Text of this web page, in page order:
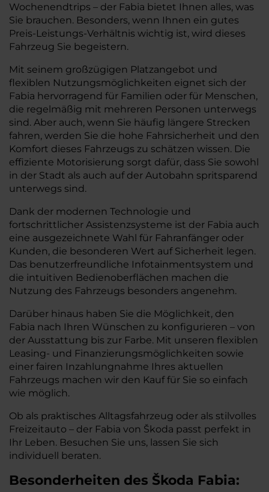
Wochenendtrips – der Fabia bietet Ihnen alles, was
Sie brauchen. Besonders, wenn Ihnen ein gutes
Preis-Leistungs-Verhältnis wichtig ist, wird dieses
Fahrzeug Sie begeistern.
Mit seinem großzügigen Platzangebot und
flexiblen Nutzungsmöglichkeiten eignet sich der
Fabia hervorragend für Familien oder für Menschen,
die regelmäßig mit mehreren Personen unterwegs
sind. Aber auch, wenn Sie häufig längere Strecken
fahren, werden Sie die hohe Fahrsicherheit und den
Komfort dieses Fahrzeugs zu schätzen wissen. Die
effiziente Motorisierung sorgt dafür, dass Sie sowohl
in der Stadt als auch auf der Autobahn spritsparend
unterwegs sind.
Dank der modernen Technologie und
fortschrittlicher Assistenzsysteme ist der Fabia auch
eine ausgezeichnete Wahl für Fahranfänger oder
Kunden, die besonderen Wert auf Sicherheit legen.
Das benutzerfreundliche Infotainmentsystem und
die intuitiven Bedienoberflächen machen die
Nutzung des Fahrzeugs besonders angenehm.
Darüber hinaus haben Sie die Möglichkeit, den
Fabia nach Ihren Wünschen zu konfigurieren – von
der Ausstattung bis zur Farbe. Mit unseren flexiblen
Leasing- und Finanzierungsmöglichkeiten sowie
einer fairen Inzahlungnahme Ihres aktuellen
Fahrzeugs machen wir den Kauf für Sie so einfach
wie möglich.
Ob als praktisches Alltagsfahrzeug oder als stilvolles
Freizeitauto – der Fabia von Škoda passt perfekt in
Ihr Leben. Besuchen Sie uns, lassen Sie sich
individuell beraten.
Besonderheiten des Škoda Fabia: